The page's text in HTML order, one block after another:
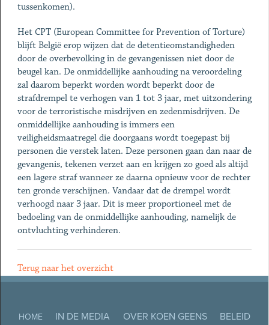
tussenkomen).
Het CPT (European Committee for Prevention of Torture)
blijft België erop wijzen dat de detentieomstandigheden
door de overbevolking in de gevangenissen niet door de
beugel kan. De onmiddellijke aanhouding na veroordeling
zal daarom beperkt worden wordt beperkt door de
strafdrempel te verhogen van 1 tot 3 jaar, met uitzondering
voor de terroristische misdrijven en zedenmisdrijven. De
onmiddellijke aanhouding is immers een
veiligheidsmaatregel die doorgaans wordt toegepast bij
personen die verstek laten. Deze personen gaan dan naar de
gevangenis, tekenen verzet aan en krijgen zo goed als altijd
een lagere straf wanneer ze daarna opnieuw voor de rechter
ten gronde verschijnen. Vandaar dat de drempel wordt
verhoogd naar 3 jaar. Dit is meer proportioneel met de
bedoeling van de onmiddellijke aanhouding, namelijk de
ontvluchting verhinderen.
Terug naar het overzicht
HOME IN DE MEDIA OVER KOEN GEENS
BELEID